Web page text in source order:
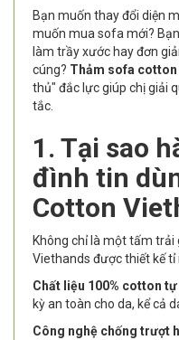
Bạn muốn thay đổi diện
muốn mua sofa mới?
làm trầy xước hay đơn
cúng? Thảm sofa
thủ" đắc lực giúp chị giải
tắc.
1. Tại sao
đình tin
Cotton
Không chỉ là một tấm
Viethands được thiết kế
Chất liệu 100% cotton tự
kỳ an toàn cho da, kể cả
Công nghệ chống trượt